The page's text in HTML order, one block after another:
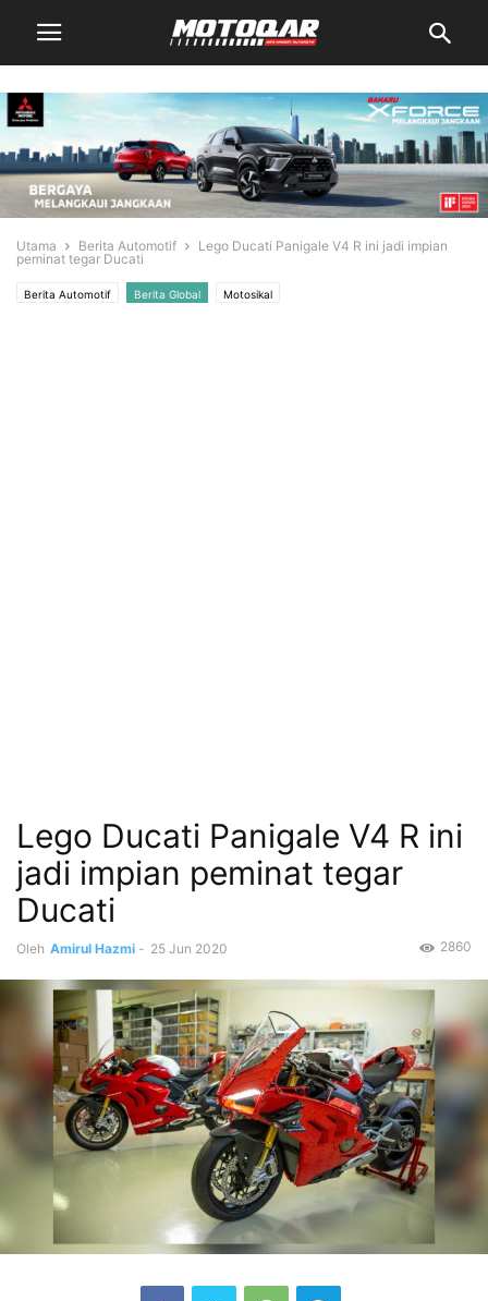
Utama Berita Automotif
Lego Ducati Panigale V4 R ini jadi impian
peminat tegar Ducati
Berita Automotif Berita Global Motosikal
Lego Ducati Panigale V4 R ini
jadi impian peminat tegar
Ducati
Oleh Amirul Hazmi - 25 Jun 2020 2860